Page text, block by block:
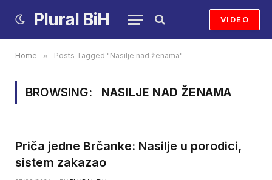
Plural BiH VIDEO
Home » Posts Tagged "Nasilje nad ženama"
BROWSING: NASILJE NAD ŽENAMA
Priča jedne Brčanke: Nasilje u porodici,
sistem zakazao